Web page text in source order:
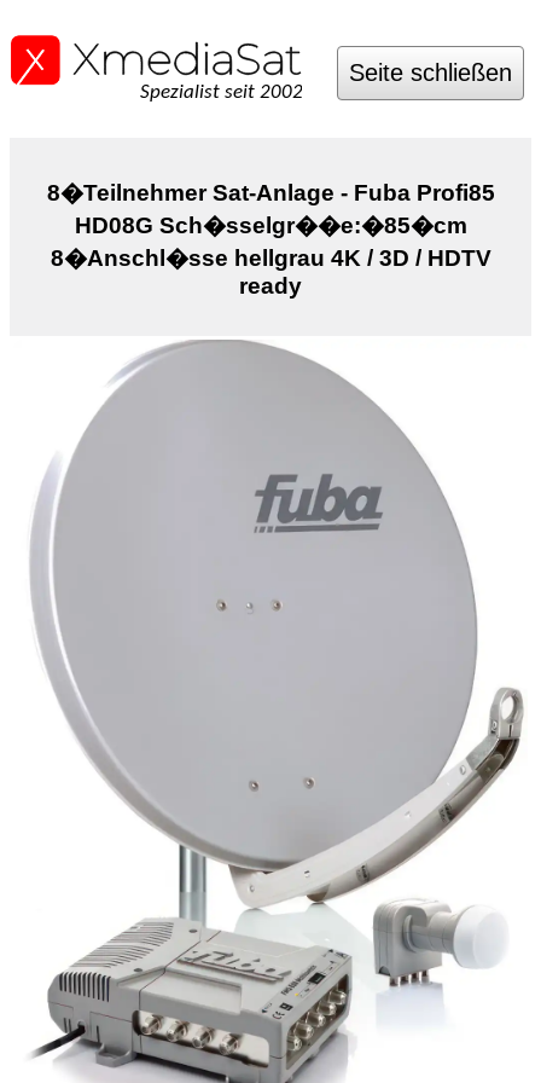
Spezialist seit 2002
Seite schließen
8�Teilnehmer Sat-Anlage - Fuba Profi85
HD08G Sch�sselgr��e:�85�cm
8�Anschl�sse hellgrau 4K / 3D / HDTV
ready